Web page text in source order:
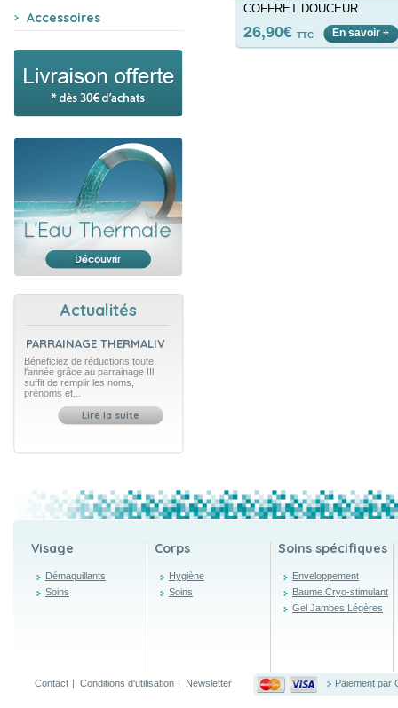
Accessoires
Actualités
PARRAINAGE THERMALIV
Bénéficiez de réductions toute
l'année grâce au parrainage !Il
suffit de remplir les noms,
prénoms et...
Lire la suite
COFFRET DOUCEUR
26,90€ TTC En savoir +
Visage Corps Soins spécifiques
Démaquillants
Soins
Hygiène
Soins
Enveloppement
Baume Cryo-stimulant
Gel Jambes Légères
Contact Conditions d'utilisation Newsletter Paiement par